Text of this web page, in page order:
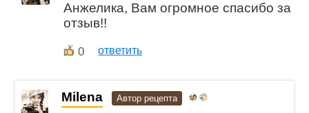
Анжелика, Вам огромное спасибо за
отзыв!!
0 ответить
Milena Автор рецепта